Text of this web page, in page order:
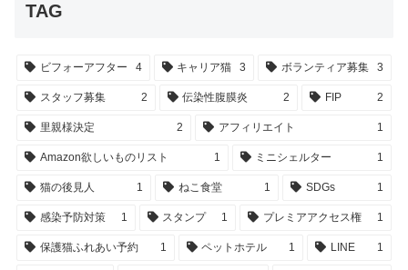
TAG
ビフォーアフター 4 キャリア猫 3 ボランティア募集 3
スタッフ募集 2 伝染性腹膜炎 2 FIP 2
里親様決定 2 アフィリエイト 1
Amazon欲しいものリスト 1 ミニシェルター 1
猫の後見人 1 ねこ食堂 1 SDGs 1
感染予防対策 1 スタンプ 1 プレミアアクセス権 1
保護猫ふれあい予約 1 ペットホテル 1 LINE 1